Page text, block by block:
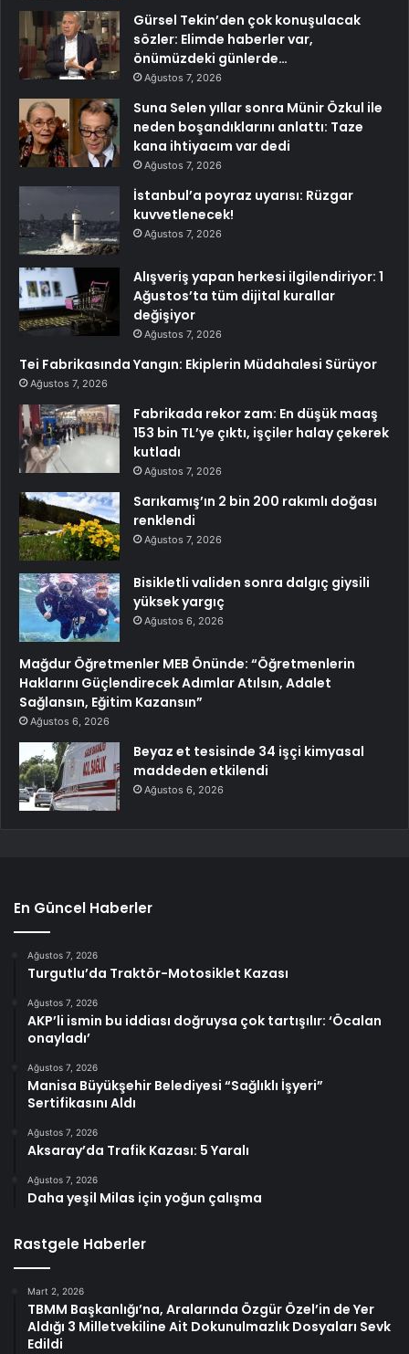
Gürsel Tekin’den çok konuşulacak
sözler: Elimde haberler var,
önümüzdeki günlerde…
Ağustos 7, 2026
Suna Selen yıllar sonra Münir Özkul ile
neden boşandıklarını anlattı: Taze
kana ihtiyacım var dedi
Ağustos 7, 2026
İstanbul’a poyraz uyarısı: Rüzgar
kuvvetlenecek!
Ağustos 7, 2026
Alışveriş yapan herkesi ilgilendiriyor: 1
Ağustos’ta tüm dijital kurallar
değişiyor
Ağustos 7, 2026
Tei Fabrikasında Yangın: Ekiplerin Müdahalesi Sürüyor
Ağustos 7, 2026
Fabrikada rekor zam: En düşük maaş
153 bin TL’ye çıktı, işçiler halay çekerek
kutladı
Ağustos 7, 2026
Sarıkamış’ın 2 bin 200 rakımlı doğası
renklendi
Ağustos 7, 2026
Bisikletli validen sonra dalgıç giysili
yüksek yargıç
Ağustos 6, 2026
Mağdur Öğretmenler MEB Önünde: “Öğretmenlerin
Haklarını Güçlendirecek Adımlar Atılsın, Adalet
Sağlansın, Eğitim Kazansın”
Ağustos 6, 2026
Beyaz et tesisinde 34 işçi kimyasal
maddeden etkilendi
Ağustos 6, 2026
En Güncel Haberler
Ağustos 7, 2026
Turgutlu’da Traktör-Motosiklet Kazası
Ağustos 7, 2026
AKP’li ismin bu iddiası doğruysa çok tartışılır: ‘Öcalan
onayladı’
Ağustos 7, 2026
Manisa Büyükşehir Belediyesi “Sağlıklı İşyeri”
Sertifikasını Aldı
Ağustos 7, 2026
Aksaray’da Trafik Kazası: 5 Yaralı
Ağustos 7, 2026
Daha yeşil Milas için yoğun çalışma
Rastgele Haberler
Mart 2, 2026
TBMM Başkanlığı’na, Aralarında Özgür Özel’in de Yer
Aldığı 3 Milletvekiline Ait Dokunulmazlık Dosyaları Sevk
Edildi